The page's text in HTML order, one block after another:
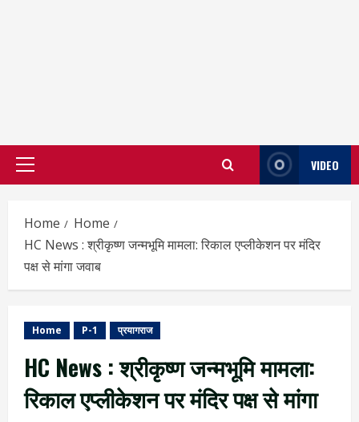
Primary
VIDEO
Home
Home
HC News : श्रीकृष्ण जन्मभूमि मामला: रिकाल एप्लीकेशन पर मंदिर
पक्ष से मांगा जवाब
Home P-1 प्रयागराज
HC News : श्रीकृष्ण जन्मभूमि मामला:
रिकाल एप्लीकेशन पर मंदिर पक्ष से मांगा